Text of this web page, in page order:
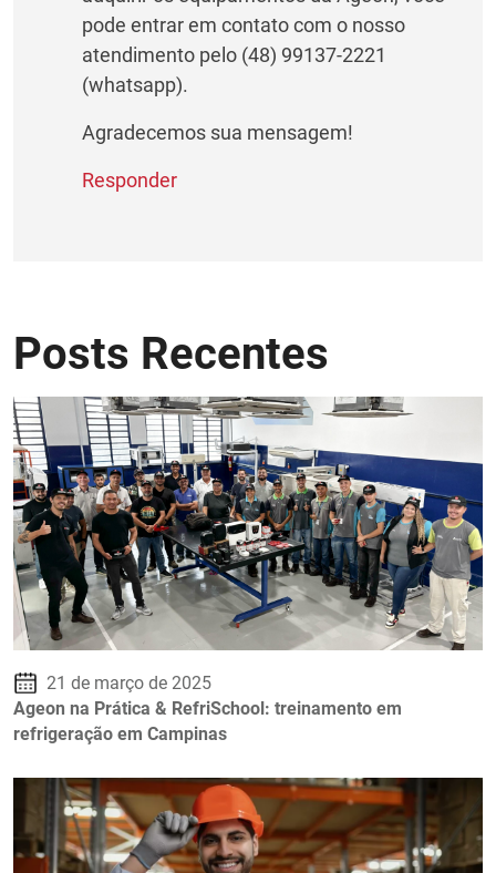
pode entrar em contato com o nosso
atendimento pelo (48) 99137-2221
(whatsapp).
Agradecemos sua mensagem!
Responder
Posts Recentes
21 de março de 2025
Ageon na Prática & RefriSchool: treinamento em
refrigeração em Campinas